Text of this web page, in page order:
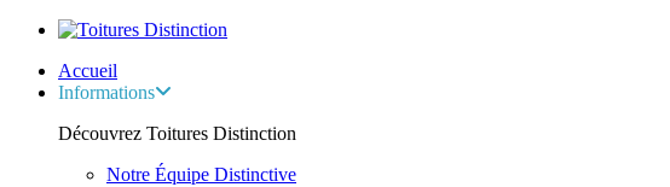
Accueil
Informations
Découvrez Toitures Distinction
Notre Équipe Distinctive